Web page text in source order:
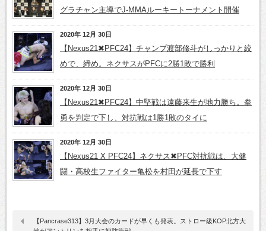
グラチャン主導でJ-MMAルーキートーナメント開催
2020年 12月 30日
【Nexus21✖PFC24】チャンプ渡部修斗がしっかりと絞
めで、締め。ネクサスがPFCに2勝1敗で勝利
2020年 12月 30日
【Nexus21✖PFC24】中堅戦は遠藤来生が地力勝ち。拳
勇を判定で下し、対抗戦は1勝1敗のタイに
2020年 12月 30日
【Nexus21 X PFC24】ネクサス✖PFC対抗戦は、大健
闘・高校生ファイター亀松を村田が延長で下す
【Pancrase313】3月大会のカードが早くも発表。ストロー級KOP北方大